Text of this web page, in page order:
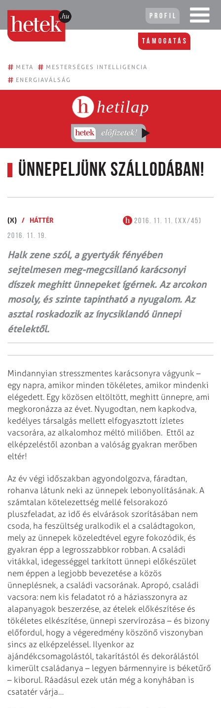
Profil
Támogatás
# META # MESTERSÉGES INTELLIGENCIA
# ENERGIAVÁLSÁG
hetilap
Ünnepeljünk szállodában!
(X) / HÁTTÉR
2016. 11. 11. (XX/45)
2016. 11. 19.
Halk zene szól, a gyertyák fényében
sejtelmesen meg-megcsillanó karácsonyi
díszek meghitt ünnepeket ígérnek. Az arcokon
mosoly, és szinte tapintható a nyugalom. Az
asztal roskadozik az ínycsiklandó ünnepi
ételektől.
Mindannyian stresszmentes karácsonyra vágyunk –
egy napra, amikor minden tökéletes, amikor mindenki
elégedett. Egy közösen eltöltött, meghitt ünnepre, ami
megkoronázza az évet. Nyugodtan, nem kapkodva,
kedélyes társalgás mellett elfogyasztott ízletes
vacsorára, az alkalomhoz méltó miliőben. Ettől az
elképzeléstől azonban a valóság gyakran merőben
eltér!
Az év végi időszakban agyondolgozva, fáradtan,
rohanva látunk neki az ünnepek lebonyolításának. A
számtalan kötelezettség mellé felsorakozó
pluszfeladat, az idő és elvárások szorításában nem
csoda, ha feszültség uralkodik el a családtagokon,
mely az ünnepek közeledtével egyre fokozódik, és
gyakran épp a legrosszabbkor robban. A családi
vitákkal, idegességgel tarkított ünnepi előkészület
nem éppen a legjobb bevezetése a közös
ünneplésnek, a családi vacsorának. Apropó, családi
vacsora: nem kis feladatot ró a háziasszonyra az
alapanyagok beszerzése, az ételek előkészítése és
tökéletes elkészítése, ünnepi szervírozása – és bizony
előfordul, hogy a végeredmény köszönő viszonyban
sincs az elképzeléssel. Ilyenkor az
ajándékcsomagolástól, takarítástól és dekorálástól
kimerült családanya – legyen bármennyire is béketűrő
– kiborul. Ráadásul ezek után még a konyhában is
csatatér várja…